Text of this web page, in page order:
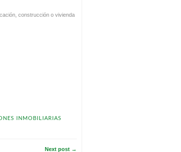
construcción o vivienda
INMOBILIARIAS
Next post →